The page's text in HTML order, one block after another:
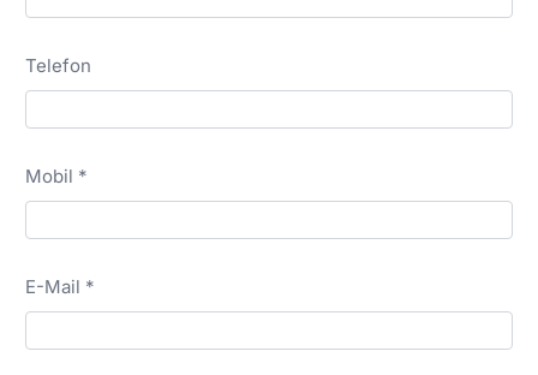
Telefon
Mobil *
E-Mail *